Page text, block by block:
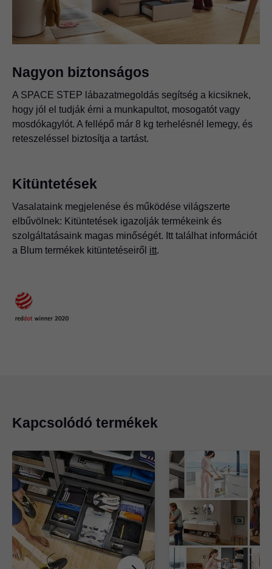
Nagyon biztonságos
A SPACE STEP lábazatmegoldás segítség a kicsiknek,
hogy jól el tudják érni a munkapultot, mosogatót vagy
mosdókagylót. A fellépő már 8 kg terhelésnél lemegy, és
reteszeléssel biztosítja a tartást.
Kitüntetések
Vasalataink megjelenése és működése világszerte
elbűvölnek: Kitüntetések igazolják termékeink és
szolgáltatásaink magas minőségét. Itt találhat információt
a Blum termékek kitüntetéseiről itt.
Kapcsolódó termékek